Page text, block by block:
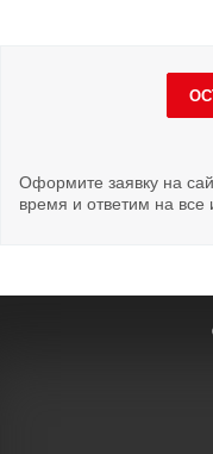
Оформите заявку на
время и ответим на